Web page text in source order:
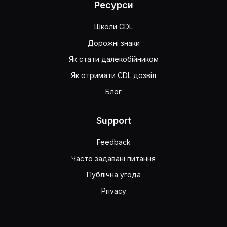
Ресурси
Школи CDL
Дорожні знаки
Як стати далекобійником
Як отримати CDL дозвіл
Блог
Support
Feedback
Часто задавані питання
Публічна угода
Privacy